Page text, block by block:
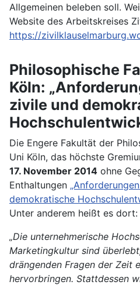
Allgemeinen beleben soll.
Website des Arbeitskreises
https://
Philosophische
Köln:
zivile und
Die Engere Fakultät der
Uni Köln, das höchste
17. November 2014 ohne
Enthaltungen
demokratische
Unter anderem heißt es dort:
„Die unternehmerische
Marketingkultur sind
drängenden Fragen der Zeit
hervorbringen. Stattdessen